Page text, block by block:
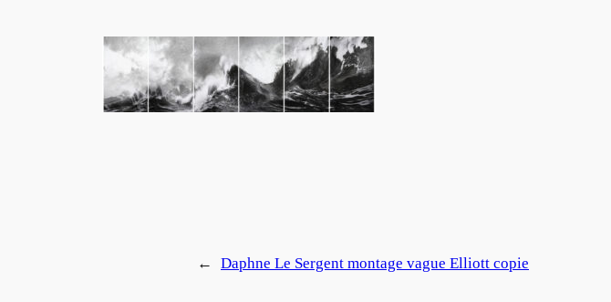
← Daphne Le Sergent montage vague Elliott copie